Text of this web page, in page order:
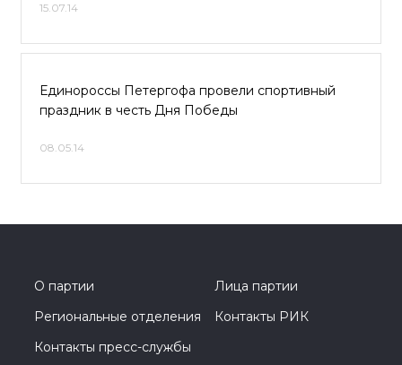
15.07.14
Единороссы Петергофа провели спортивный
праздник в честь Дня Победы
08.05.14
О партии
Лица партии
Региональные отделения
Контакты РИК
Контакты пресс-службы